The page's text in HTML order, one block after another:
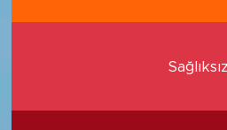
Sağlıksız